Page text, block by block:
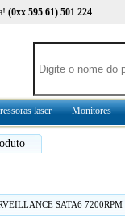
(0xx 595 61) 501 224
laser Monitores
SATA6